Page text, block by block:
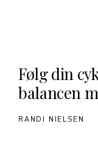
Følg din
balancen
RANDI NIELSEN